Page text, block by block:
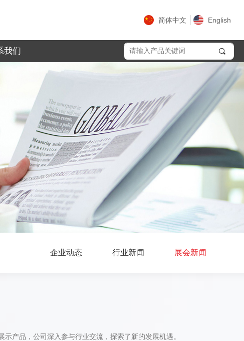
끠
我们
简体中文 English
企业动态 行业新闻 展会新闻
产品，公司深入参与行业交流，探索了新的发展机遇。